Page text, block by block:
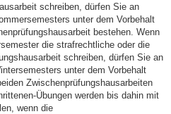
schreiben, dürfen Sie an
unter dem Vorbehalt
bestehen. Wenn
die strafrechtliche oder die
schreiben, dürfen Sie an
unter dem Vorbehalt
Zwischenprüfungshausarbeiten
Übungen werden bis dahin mit
wenn die